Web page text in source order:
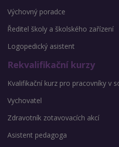
Výchovný poradce
Ředitel školy a školského zařízení
Logopedický asistent
Rekvalifikační kurzy
Kvalifikační kurz pro pracovníky v
Vychovatel
Zdravotník zotavovacích akcí
Asistent pedagoga